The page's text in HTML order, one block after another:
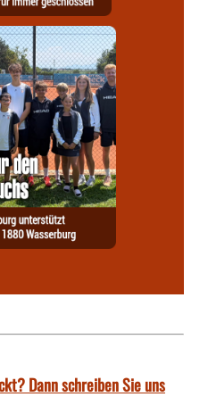
Dann schreiben Sie uns